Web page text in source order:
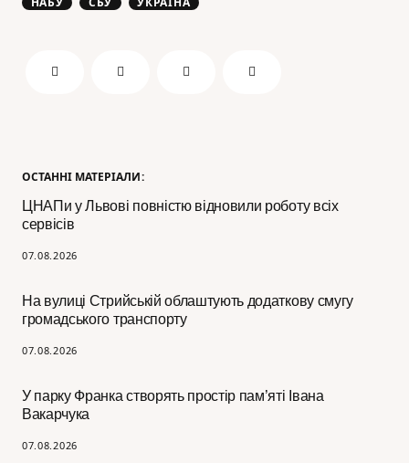
ОСТАННІ МАТЕРІАЛИ:
ЦНАПи у Львові повністю відновили роботу всіх
сервісів
07.08.2026
На вулиці Стрийській облаштують додаткову смугу
громадського транспорту
07.08.2026
У парку Франка створять простір пам’яті Івана
Вакарчука
07.08.2026